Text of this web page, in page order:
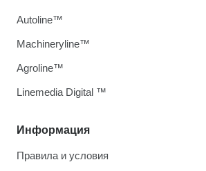
Информация
Правила и условия
Autoline™
Machineryline™
Agroline™
Linemedia Digital ™